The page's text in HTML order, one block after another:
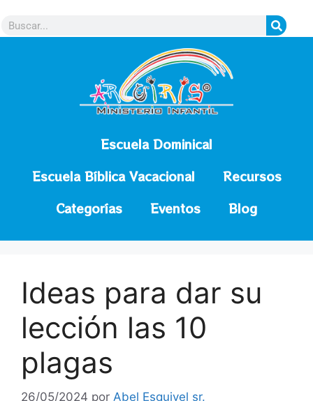
Escuela Dominical
Escuela Bíblica Vacacional
Recursos
Categorías
Eventos Blog
Ideas para dar su
lección las 10
plagas
26/05/2024 por Abel Esquivel sr.